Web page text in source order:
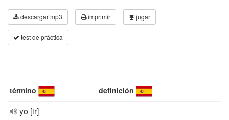
descargar mp3 imprimir jugar
test de práctica
término definición
yo [ir]